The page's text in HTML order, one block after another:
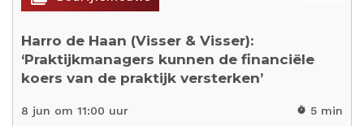
Harro de Haan (Visser & Visser):
‘Praktijkmanagers kunnen de financiële
koers van de praktijk versterken’
8 jun om 11:00 uur timer 5 min